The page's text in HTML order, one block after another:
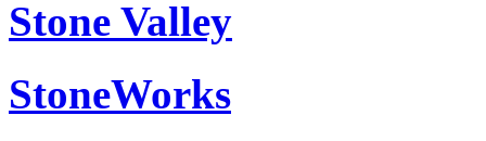
Stone Valley
StoneWorks